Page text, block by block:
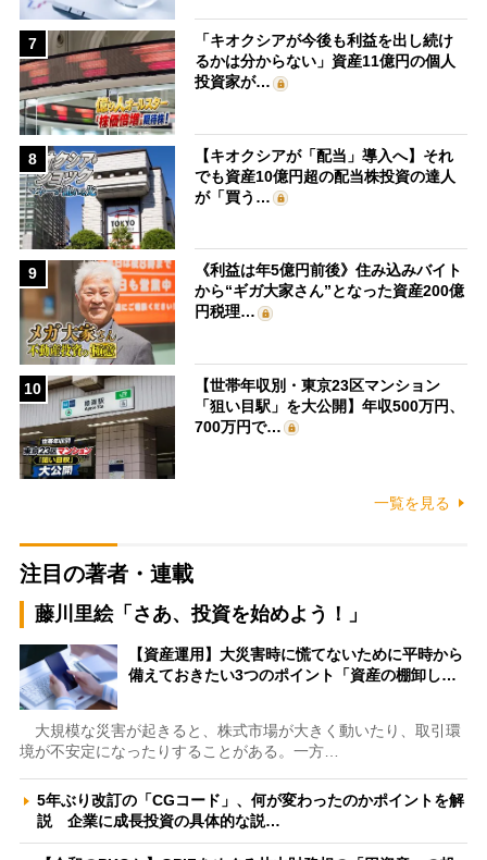
7
「キオクシアが今後も利益を出し続け
るかは分からない」資産11億円の個人
投資家が…
8
【キオクシアが「配当」導入へ】それ
でも資産10億円超の配当株投資の達人
が「買う…
9
《利益は年5億円前後》住み込みバイト
から“ギガ大家さん”となった資産200億
円税理…
10
【世帯年収別・東京23区マンション
「狙い目駅」を大公開】年収500万円、
700万円で…
一覧を見る
注目の著者・連載
藤川里絵「さあ、投資を始めよう！」
【資産運用】大災害時に慌てないために平時から
備えておきたい3つのポイント「資産の棚卸し…
大規模な災害が起きると、株式市場が大きく動いたり、取引環
境が不安定になったりすることがある。一方…
5年ぶり改訂の「CGコード」、何が変わったのかポイントを解
説 企業に成長投資の具体的な説…